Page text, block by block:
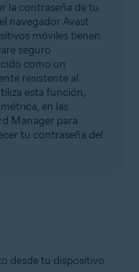
la contraseña de tu
navegador Avast
móviles tienen
seguro
como un
resistente al
esta función,
en las
Manager para
tu contraseña del
desde tu dispositivo